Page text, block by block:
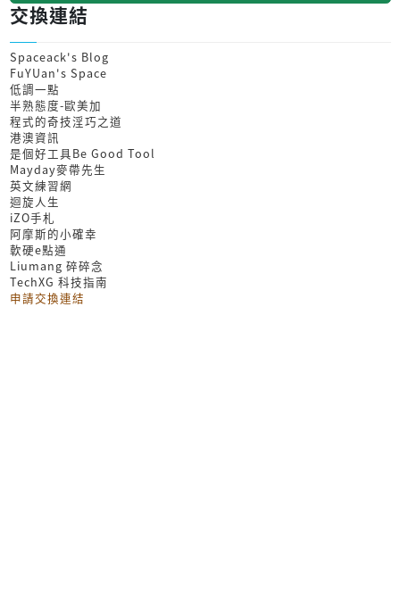
交換連結
Spaceack's Blog
FuYUan's Space
低調一點
半熟態度-歐美加
程式的奇技淫巧之道
港澳資訊
是個好工具Be Good Tool
Mayday麥帶先生
英文練習網
迴旋人生
iZO手札
阿摩斯的小確幸
軟硬e點通
Liumang 碎碎念
TechXG 科技指南
申請交換連結